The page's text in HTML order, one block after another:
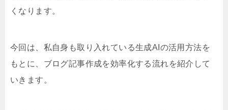
くなります。
今回は、私自身も取り入れている生成AIの活用方法を
もとに、ブログ記事作成を効率化する流れを紹介して
いきます。